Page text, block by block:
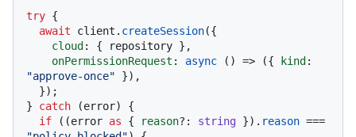
try {
await client. createSession({
cloud : { repository },
onPermissionRequest : async () => ({ kind
"approve-once" }),
} catch (error) {
if ((error as { reason?: string }). reason